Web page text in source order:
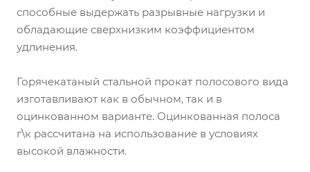
способные выдержать разрывные нагрузки и
обладающие сверхнизким коэффициентом
удлинения.
Горячекатаный стальной прокат полосового вида
изготавливают как в обычном, так и в
оцинкованном варианте. Оцинкованная полоса
г\к рассчитана на использование в условиях
высокой влажности.